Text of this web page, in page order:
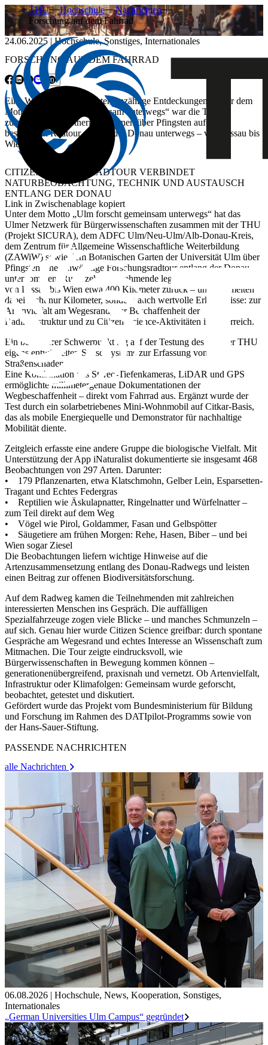
THU Hochschule
Nachrichten
Forschung auf dem Fahrrad
24.06.2025 | Hochschule,Sonstiges, Internationales
FORSCHUNG AUF DEM FAHRRAD
Link in Zwischenablage kopiert
Eine Woche, 400 Kilometer, unzählige Entdeckungen: Unter dem
Motto „Ulm forscht gemeinsam unterwegs“ war die THU
zusammen mit Partnerinstitutionen über Pfingsten auf einer
besonderen Radtour entlang der Donau unterwegs – von Passau bis
Wien.
CITIZEN-SCIENCE-RADTOUR VERBINDET
NATURBEOBACHTUNG, TECHNIK UND AUSTAUSCH
ENTLANG DER DONAU
Unter dem Motto „Ulm forscht gemeinsam unterwegs“ hat das
Ulmer Netzwerk für Bürgerwissenschaften zusammen mit der THU
(Projekt SICURA), dem ADFC Ulm/Neu-Ulm/Alb-Donau-Kreis,
dem Zentrum für Allgemeine Wissenschaftliche Weiterbildung
(ZAWiW) sowie dem Botanischen Garten der Universität Ulm über
Pfingsten eine einwöchige Forschungsradtour entlang der Donau
unternommen. Rund zehn Teilnehmende legten auf dem Radweg
von Passau bis Wien etwa 400 Kilometer zurück – und sammelten
dabei nicht nur Kilometer, sondern auch wertvolle Erkenntnisse: zur
Artenvielfalt am Wegesrand, zur Beschaffenheit der
Radinfrastruktur und zu Citizen-Science-Aktivitäten in Österreich.
Ein besonderer Schwerpunkt lag auf der Testung des von der THU
eigens entwickelten Sensorsystems zur Erfassung von
Straßenschäden.
Eine Kombination aus Stereo-Tiefenkameras, LiDAR und GPS
ermöglichte millimetergenaue Dokumentationen der
Wegbeschaffenheit – direkt vom Fahrrad aus. Ergänzt wurde der
Test durch ein solarbetriebenes Mini-Wohnmobil auf Citkar-Basis,
das als mobile Energiequelle und Demonstrator für nachhaltige
Mobilität diente.
Zeitgleich erfasste eine andere Gruppe die biologische Vielfalt. Mit
Unterstützung der App iNaturalist dokumentierte sie insgesamt 468
Beobachtungen von 297 Arten. Darunter:
• 179 Pflanzenarten, etwa Klatschmohn, Gelber Lein, Esparsetten-
Tragant und Echtes Federgras
• Reptilien wie Äskulapnatter, Ringelnatter und Würfelnatter –
zum Teil direkt auf dem Weg
• Vögel wie Pirol, Goldammer, Fasan und Gelbspötter
• Säugetiere am frühen Morgen: Rehe, Hasen, Biber – und bei
Wien sogar Ziesel
Die Beobachtungen liefern wichtige Hinweise auf die
Artenzusammensetzung entlang des Donau-Radwegs und leisten
einen Beitrag zur offenen Biodiversitätsforschung.
Auf dem Radweg kamen die Teilnehmenden mit zahlreichen
interessierten Menschen ins Gespräch. Die auffälligen
Spezialfahrzeuge zogen viele Blicke – und manches Schmunzeln –
auf sich. Genau hier wurde Citizen Science greifbar: durch spontane
Gespräche am Wegesrand und echtes Interesse an Wissenschaft zum
Mitmachen. Die Tour zeigte eindrucksvoll, wie
Bürgerwissenschaften in Bewegung kommen können –
generationenübergreifend, praxisnah und vernetzt. Ob Artenvielfalt,
Infrastruktur oder Klimafolgen: Gemeinsam wurde geforscht,
beobachtet, getestet und diskutiert.
Gefördert wurde das Projekt vom Bundesministerium für Bildung
und Forschung im Rahmen des DATIpilot-Programms sowie von
der Hans-Sauer-Stiftung.
PASSENDE NACHRICHTEN
alle Nachrichten
06.08.2026 | Hochschule, News, Kooperation, Sonstiges,
Internationales
„German Universities Ulm Campus“ gegründet